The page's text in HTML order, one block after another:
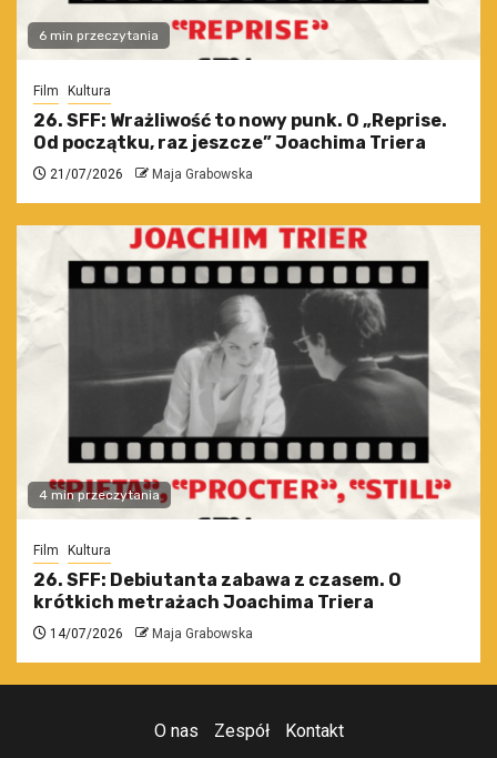
6 min przeczytania
Film Kultura
26. SFF: Wrażliwość to nowy punk. O „Reprise.
Od początku, raz jeszcze” Joachima Triera
21/07/2026 Maja Grabowska
4 min przeczytania
Film Kultura
26. SFF: Debiutanta zabawa z czasem. O
krótkich metrażach Joachima Triera
14/07/2026 Maja Grabowska
O nas Zespół Kontakt